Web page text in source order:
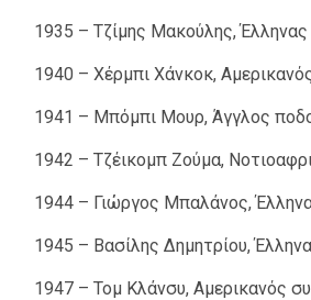
1935 – Τζίμης Μακούλης, Έλληνας
1940 – Χέρμπι Χάνκοκ,
1941 – Μπόμπι Μουρ, Άγγλος
1942 – Τζέικομπ Ζούμα,
1944 – Γιώργος Μπαλάνος,
1945 – Βασίλης Δημητρίου,
1947 – Τομ Κλάνσυ, Αμερικανός